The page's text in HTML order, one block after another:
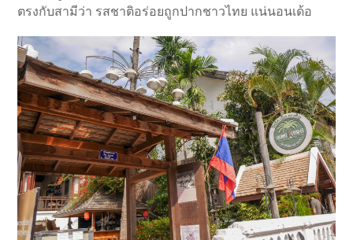
ตรงกับสามีว่า รสชาติอร่อยถูกปากชาวไทย แน่นอนเด้อ